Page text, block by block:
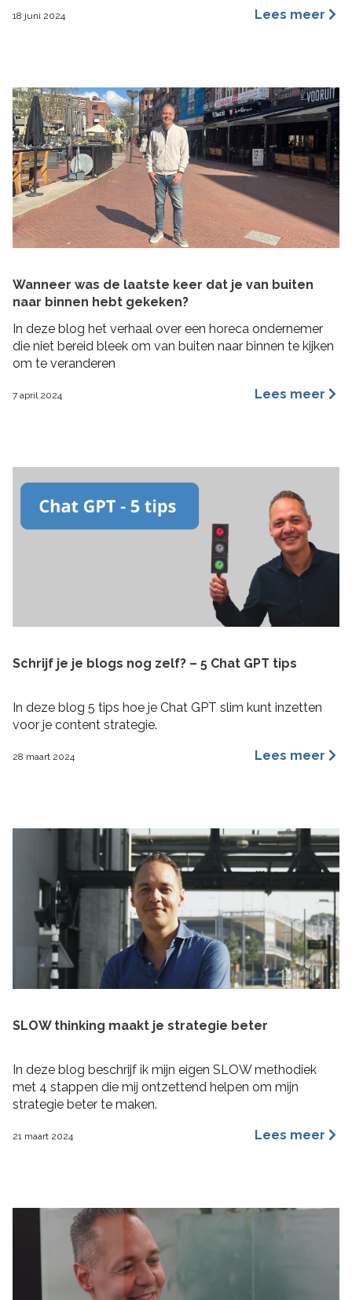
verschillende invalshoeken. In deze blog benoem ik de
18 juni 2024 Lees meer
Wanneer was de laatste keer dat je van buiten
naar binnen hebt gekeken?
In deze blog het verhaal over een horeca ondernemer
die niet bereid bleek om van buiten naar binnen te kijken
om te veranderen
7 april 2024 Lees meer
Schrijf je je blogs nog zelf? – 5 Chat GPT tips
In deze blog 5 tips hoe je Chat GPT slim kunt inzetten
voor je content strategie.
28 maart 2024 Lees meer
SLOW thinking maakt je strategie beter
In deze blog beschrijf ik mijn eigen SLOW methodiek
met 4 stappen die mij ontzettend helpen om mijn
strategie beter te maken.
21 maart 2024 Lees meer